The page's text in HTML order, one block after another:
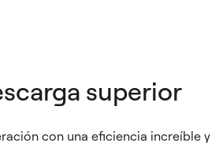
superior
con una eficiencia increíble y